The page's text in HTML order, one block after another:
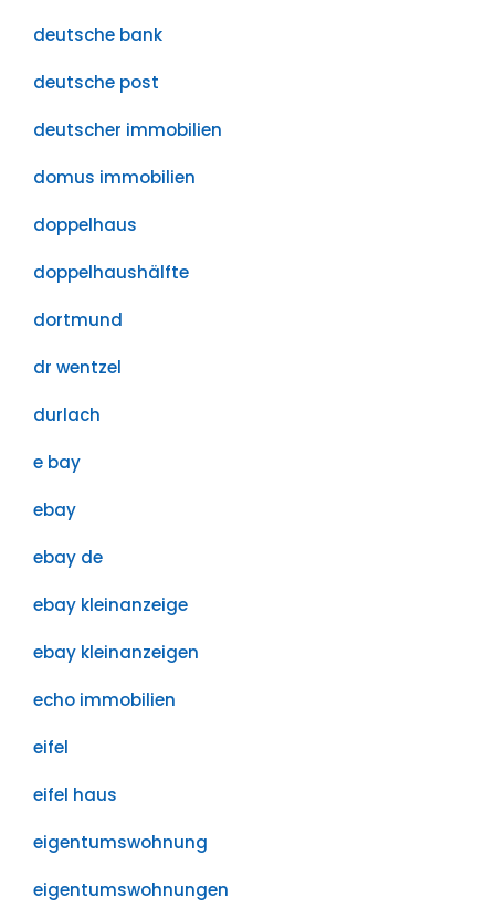
deutsche bank
deutsche post
deutscher immobilien
domus immobilien
doppelhaus
doppelhaushälfte
dortmund
dr wentzel
durlach
e bay
ebay
ebay de
ebay kleinanzeige
ebay kleinanzeigen
echo immobilien
eifel
eifel haus
eigentumswohnung
eigentumswohnungen